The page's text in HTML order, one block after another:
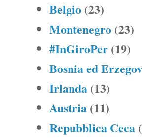
Belgio (23)
Montenegro (23)
#InGiroPer (19)
Bosnia ed
Irlanda (13)
Austria (11)
Repubblica Ceca